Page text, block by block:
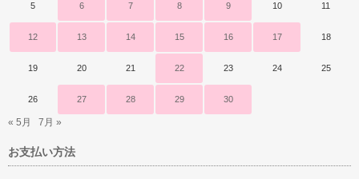
5 6 7 8 9 10 11
12 13 14 15 16 17 18
19 20 21 22 23 24 25
26 27 28 29 30
« 5月 7月 »
お支払い方法